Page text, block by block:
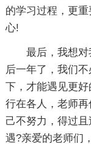
的学习过程，更
心!
最后，我想
后一年了，我们
下，才能遇见更
行在各人，老师
己不努力，得过
遇?亲爱的老师们